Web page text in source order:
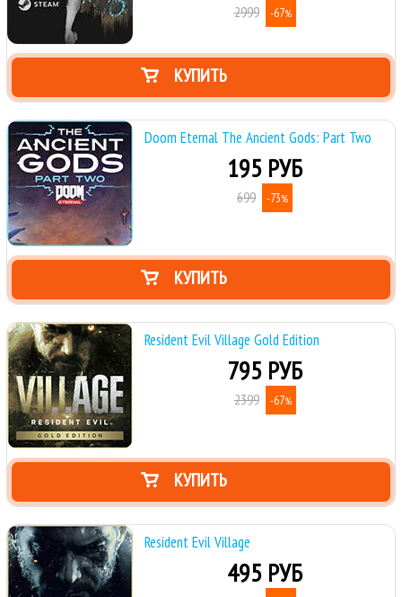
2999 -67%
КУПИТЬ
Doom Eternal The Ancient Gods: Part Two
195 РУБ
699 -73%
КУПИТЬ
Resident Evil Village Gold Edition
795 РУБ
2399 -67%
КУПИТЬ
Resident Evil Village
495 РУБ